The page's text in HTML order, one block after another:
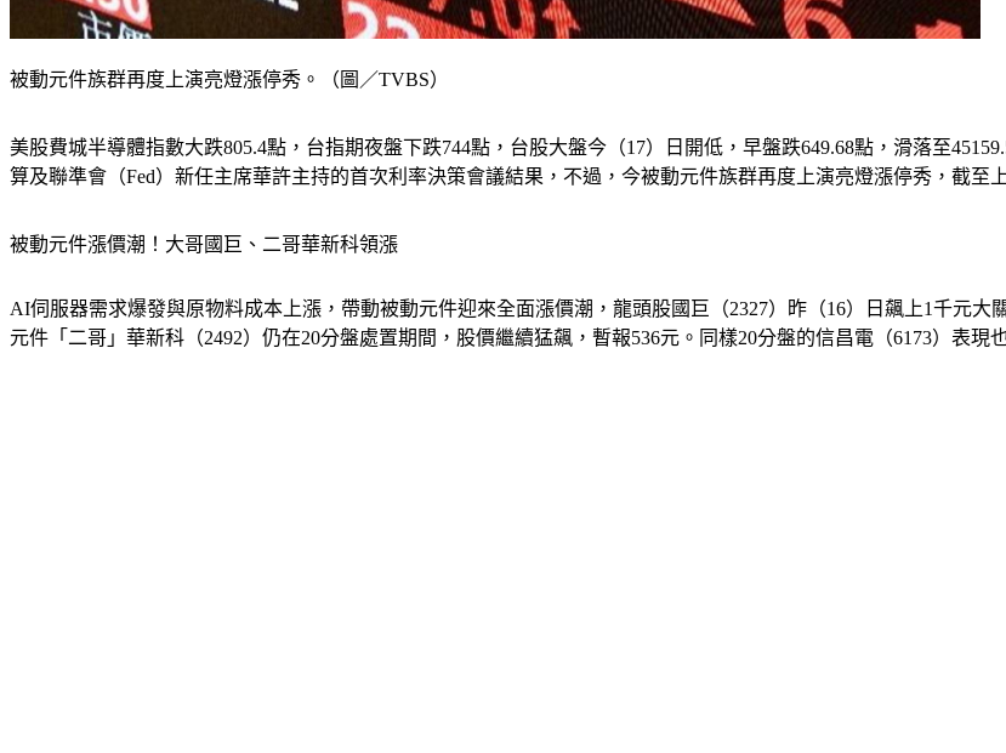
被動元件族群再度上演亮燈漲停秀。（圖／TVBS）
美股費城半導體指數大跌805.4點，台指期夜盤下跌744點，台股大盤今（17）日開低，早盤跌649.68點，滑落至
算及聯準會（Fed）新任主席華許主持的首次利率決策會議結果，不過，今被動元件族群再度上演亮燈漲停秀，截至
被動元件漲價潮！大哥國巨、二哥華新科領漲
AI伺服器需求爆發與原物料成本上漲，帶動被動元件迎來全面漲價潮，龍頭股國巨（2327）昨（16）日飆上1千元
元件「二哥」華新科（2492）仍在20分盤處置期間，股價繼續猛飆，暫報536元。同樣20分盤的信昌電（6173）表現